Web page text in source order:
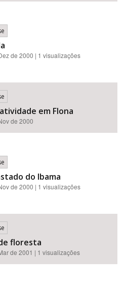
de 2000 | 1 visualizações
em Flona
de 2000
do Ibama
de 2000 | 1 visualizações
floresta
de 2001 | 1 visualizações